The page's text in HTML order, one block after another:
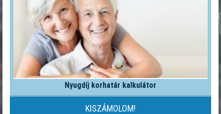
Nyugdíj korhatár kalkulátor
KISZÁMOLOM!